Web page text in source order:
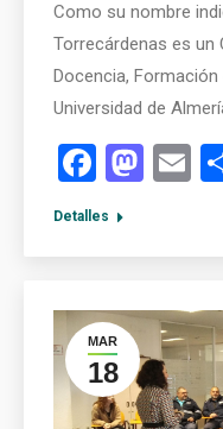
Como su nombre
Torrecárdenas es un
Docencia,
Universidad de
Detalles
MAR
18